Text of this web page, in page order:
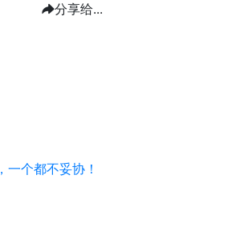
分享给...
，一个都不妥协！